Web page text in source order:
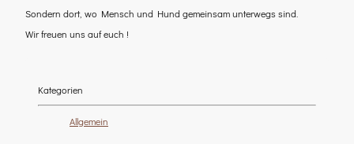
Sondern dort, wo Mensch und Hund gemeinsam unterwegs sind.
Wir freuen uns auf euch !
Kategorien
Allgemein